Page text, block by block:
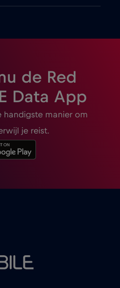
de Red
Data App
handigste manier om
je reist.